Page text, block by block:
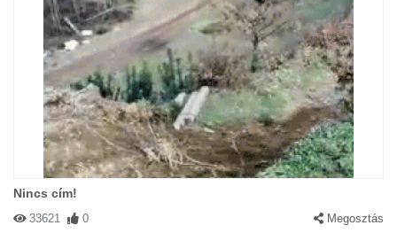
Nincs cím!
33621 0 Megosztás